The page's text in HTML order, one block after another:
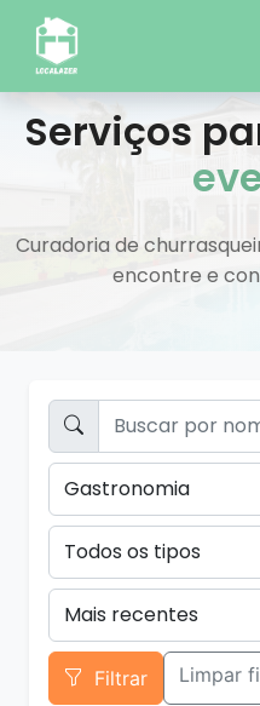
Serviços
Curadoria de
encontre e
Filtrar Limpar